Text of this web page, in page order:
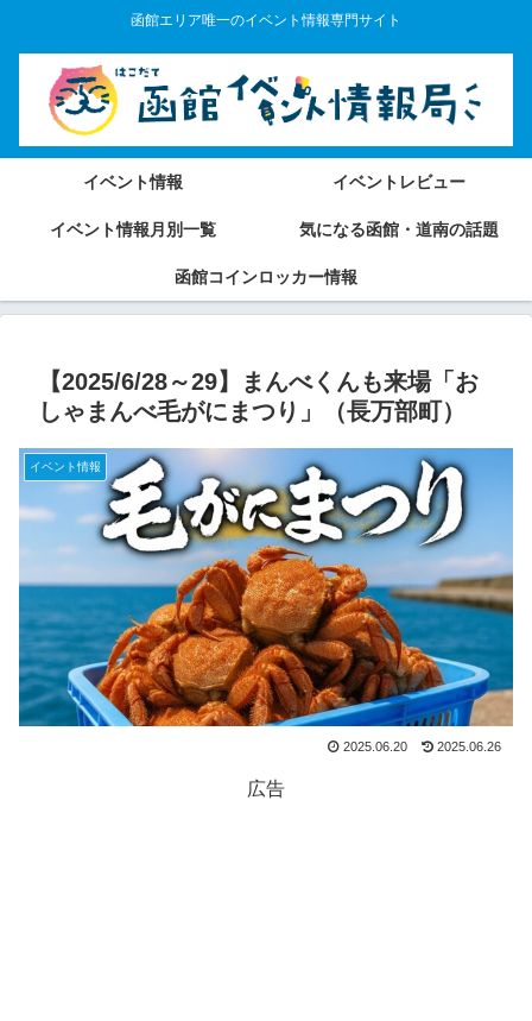
函館エリア唯一のイベント情報専門サイト
イベント情報 イベントレビュー
イベント情報月別一覧 気になる函館・道南の話題
函館コインロッカー情報
【2025/6/28～29】まんべくんも来場「お
しゃまんべ毛がにまつり」（長万部町）
イベント情報
2025.06.20 2025.06.26
広告